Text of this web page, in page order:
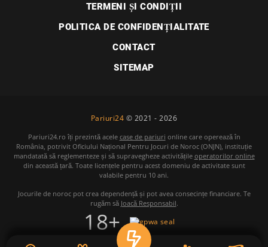
TERMENI ȘI CONDIȚII
POLITICA DE CONFIDENȚIALITATE
CONTACT
SITEMAP
Pariuri24 © 2021 - 2026
Pariuri24.ro îți prezintă acele case de pariuri online care operează în
România, potrivit Oficiului Național Pentru Jocuri de Noroc (ONJN), instituție
mandatată să reglementeze și să supravegheze activitățile operatorilor online
din această țară. Toate licențele pentru acest domeniu de activitate sunt
valabile pentru 10 ani.
Jocurile de noroc pot crea dependență și pot avea consecințe financiare. Te
rugăm să Joacă Responsabil.
18+